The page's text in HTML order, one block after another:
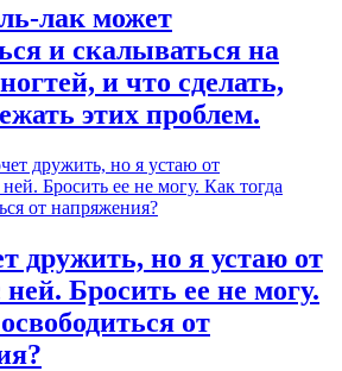
лак может
и скалываться на
и что сделать,
этих проблем.
дружить, но я устаю от
Бросить ее не могу.
от